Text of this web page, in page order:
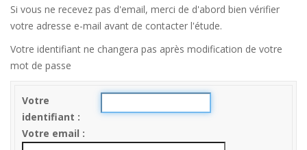
Si vous ne recevez pas d'email, merci de d'abord bien vérifier
votre adresse e-mail avant de contacter l'étude.
Votre identifiant ne changera pas après modification de votre
mot de passe
Votre
identifiant
Votre email